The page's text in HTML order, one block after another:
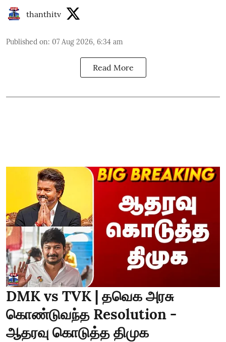
thanthitv
Published on: 07 Aug 2026, 6:34 am
Read More
DMK vs TVK | தவெக அரசு
கொண்டுவந்த Resolution -
ஆதரவு கொடுத்த திமுக